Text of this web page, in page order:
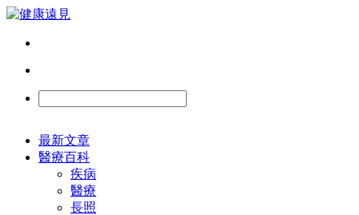
最新文章
醫療百科
疾病
醫療
長照